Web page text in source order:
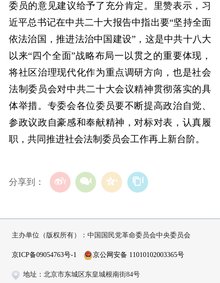
委员的意见建议给予了充分肯定。里赞表示，习
近平总书记在中共二十大报告中指出要“坚持全面
依法治国，推进法治中国建设”，这是中共十八大
以来“四个全面”战略布局一以贯之的重要体现，
将社区治理现代化作为重点调研方向，也是社会
法制委员会对中共二十大会议精神贯彻落实的具
体举措。专委会各位委员要不断提高政治自觉、
参政议政自豪感和奉献精神，对标对表，认真履
职，共同推进社会法制委员会工作再上新台阶。
分享到：
主办单位（版权所有）：中国国民党革命委员会中央委员会
京ICP备09054763号-1 京公网安备 11010102003365号
地址：北京市东城区东皇城根南街84号